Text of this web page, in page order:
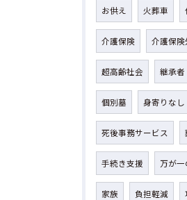
お供え 火葬車
介護保険 介護保険
超高齢社会 継承者
個別墓 身寄りなし
死後事務サービス
手続き支援 万が一
家族 負担軽減